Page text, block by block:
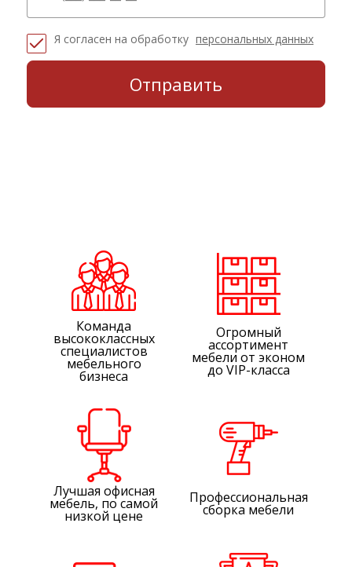
Я согласен на обработку персональных данных
Команда
высококлассных
специалистов
мебельного
бизнеса
Огромный
ассортимент
мебели от эконом
до VIP-класса
Лучшая офисная
мебель, по самой
низкой цене
Профессиональная
сборка мебели